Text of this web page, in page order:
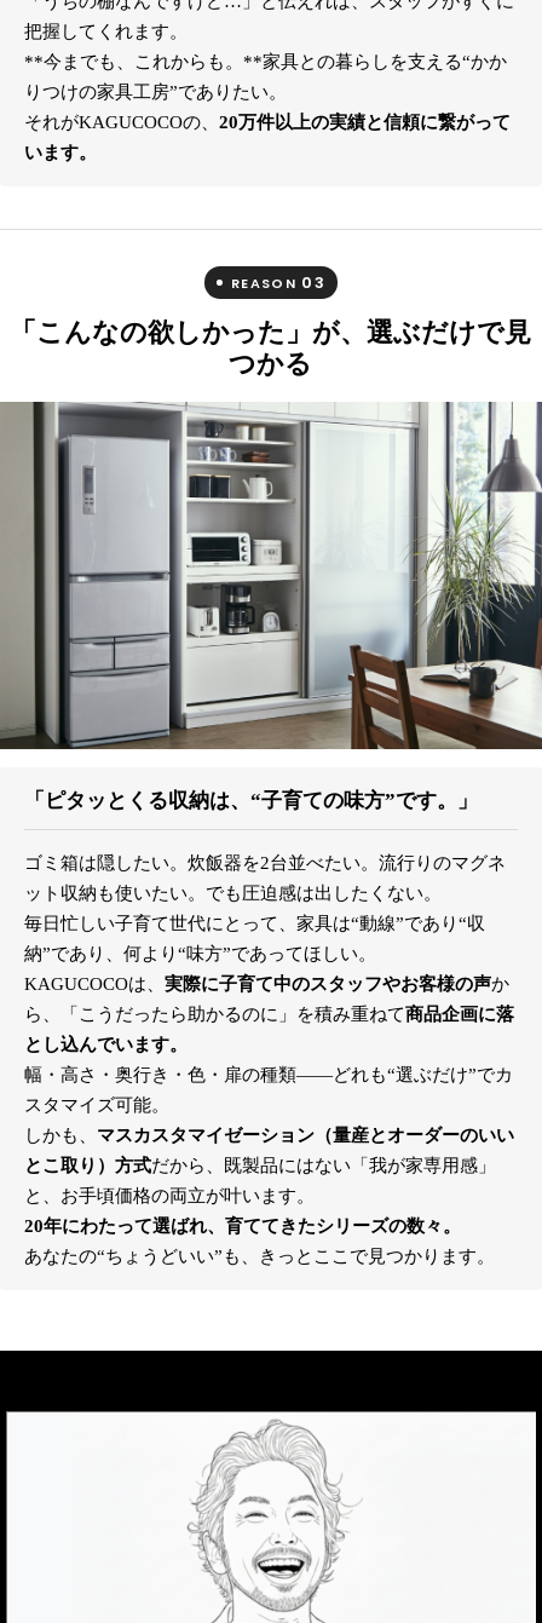
把握してくれます。
**今までも、これからも。**家具との暮らしを支える“かか
りつけの家具工房”でありたい。
それがKAGUCOCOの、 20万件以上の実績と信頼に繋がって
います。
REASON 03
「こんなの欲しかった」が、選ぶだけで見
つかる
「ピタッとくる収納は、“子育ての味方”です。」
ゴミ箱は隠したい。炊飯器を2台並べたい。流行りのマグネ
ット収納も使いたい。でも圧迫感は出したくない。
毎日忙しい子育て世代にとって、家具は“動線”であり“収
納”であり、何より“味方”であってほしい。
KAGUCOCOは、 実際に子育て中のスタッフやお客様の声か
ら、「こうだったら助かるのに」を積み重ねて商品企画に落
とし込んでいます。
幅・高さ・奥行き・色・扉の種類――どれも“選ぶだけ”でカ
スタマイズ可能。
しかも、 マスカスタマイゼーション（量産とオーダーのいい
とこ取り）方式だから、既製品にはない「我が家専用感」
と、お手頃価格の両立が叶います。
20年にわたって選ばれ、育ててきたシリーズの数々。
あなたの“ちょうどいい”も、きっとここで見つかります。